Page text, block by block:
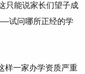
只能说家长们望子成
试问哪所正经的学
样一家办学资质严重